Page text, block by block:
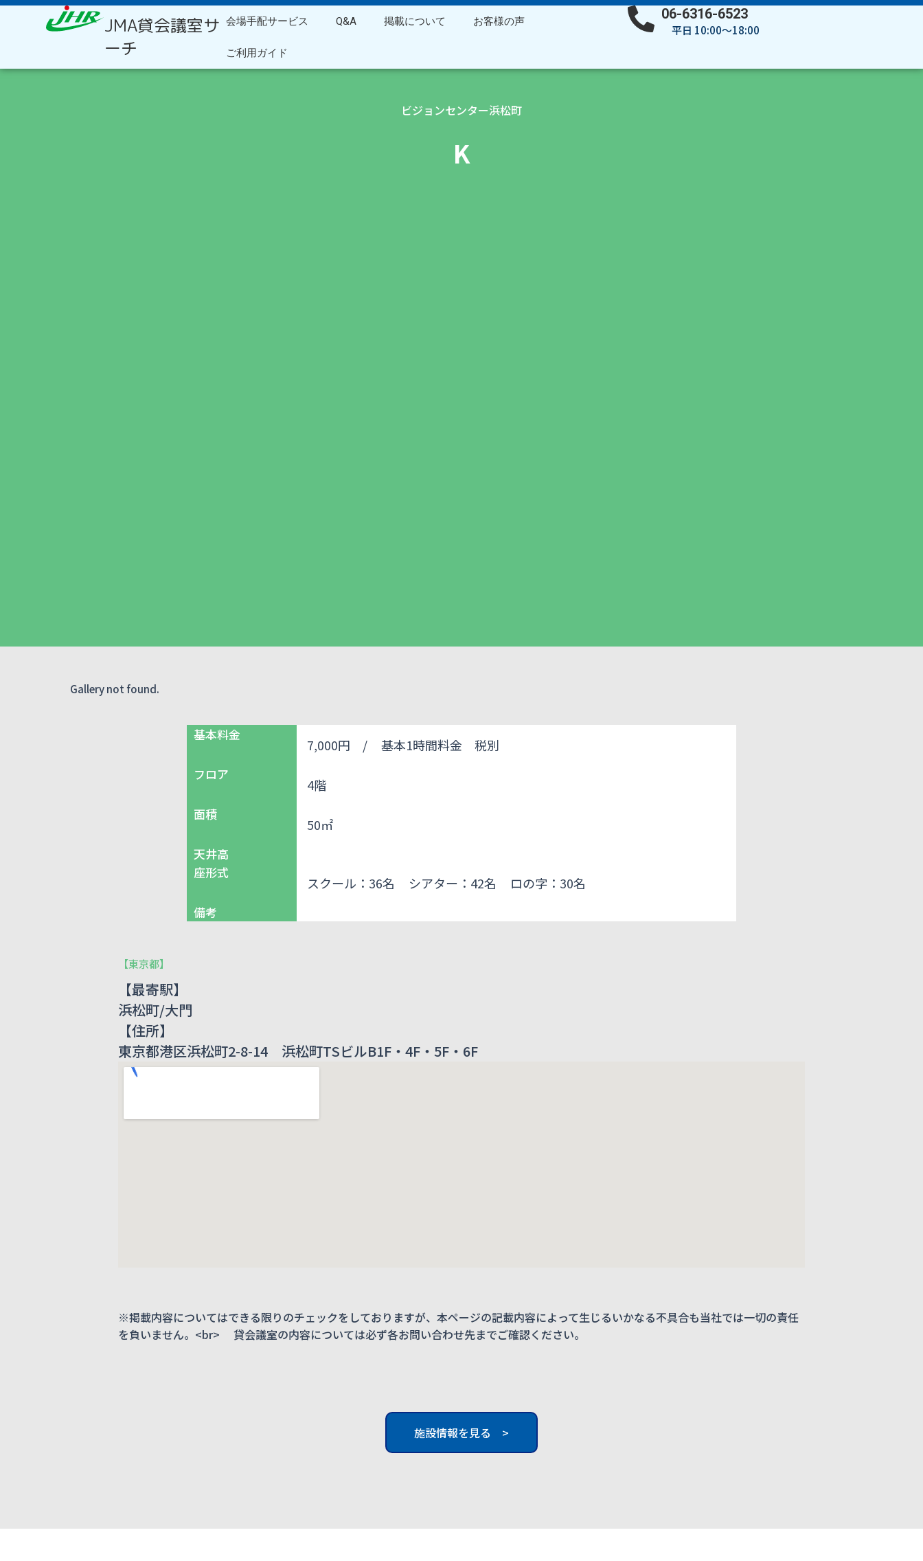
内
キ
JMA貸会議室サ
ーチ
会場手配サービス Q&A 掲載について お客様の声
ご利用ガイド
06-6316-6523
平日 10:00～18:00
ビジョンセンター浜松町
K
Gallery not found.
基本料金
7,000円 / 基本1時間料金 税別
フロア
4階
面積
50㎡
天井高
座形式
スクール：36名 シアター：42名 ロの字：30名
備考
【東京都】
【最寄駅】
浜松町/大門
【住所】
東京都港区浜松町2-8-14 浜松町TSビルB1F・4F・5F・6F
※掲載内容についてはできる限りのチェックをしておりますが、本ページの記載内容によって生じるいかなる不具合も当社では一切の責任
を負いません。<br> 貸会議室の内容については必ず各お問い合わせ先までご確認ください。
施設情報を見る >